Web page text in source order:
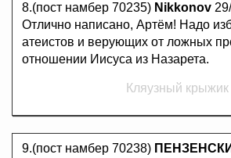
8.(пост намбер 70235) Nikkonov
Отлично написано, Артём! Надо
атеистов и верующих от ложных
отношении Иисуса из Назарета.
Кляузный крыжик
9.(пост намбер 70238)